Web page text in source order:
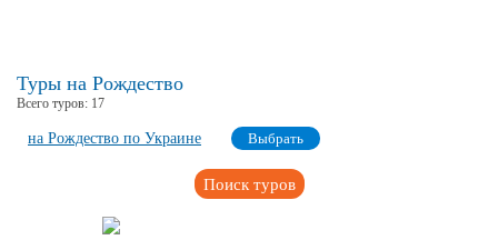
Туры на Рождество
Всего туров: 17
на Рождество по Украине Выбрать
Поиск туров